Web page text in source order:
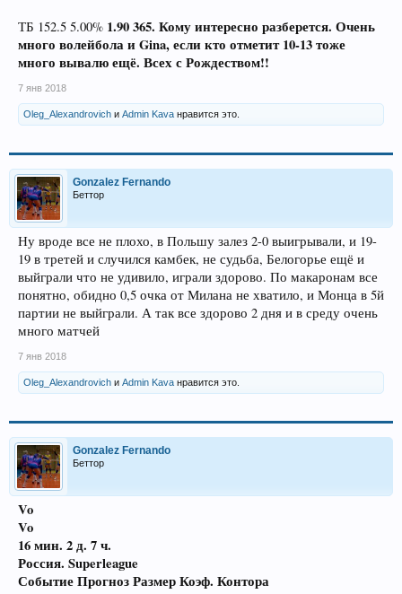
ТБ 152.5 5.00% 1.90365. Кому интересно разберется. Очень
много волейбола и Gina, если кто отметит 10-13 тоже
много вывалю ещё. Всех с Рождеством!!
7 янв 2018
Oleg_Alexandrovich и Admin Kava нравится это.
Gonzalez Fernando
Беттор
Ну вроде все не плохо, в Польшу залез 2-0 выигрывали, и 19-
19 в третей и случился камбек, не судьба, Белогорье ещё и
выйграли что не удивило, играли здорово. По макаронам все
понятно, обидно 0,5 очка от Милана не хватило, и Монца в 5й
партии не выйграли. А так все здорово 2 дня и в среду очень
много матчей
7 янв 2018
Oleg_Alexandrovich и Admin Kava нравится это.
Gonzalez Fernando
Беттор
Vo
Vo
16 мин. 2 д. 7 ч.
Россия. Superleague
Событие Прогноз Размер Коэф. Контора